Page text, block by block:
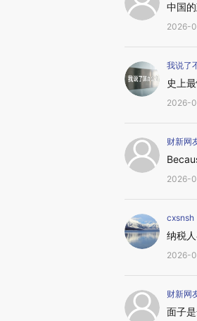
中国
2026-
我说了
史上
2026-
财新网
2026-
cxsnsh
纳税
2026-
财新网
面子